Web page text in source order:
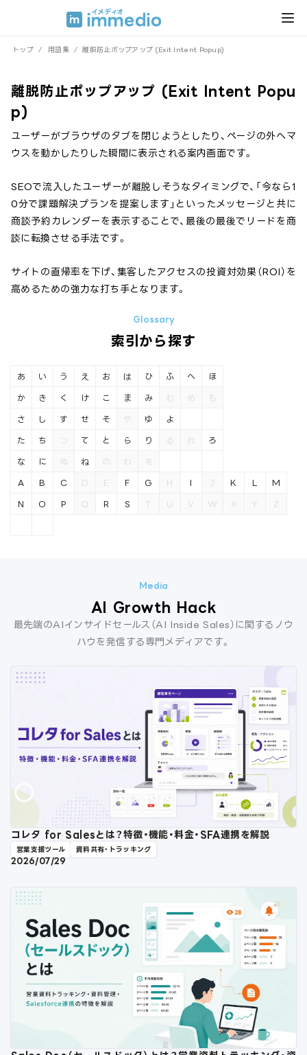
トップ / 用語集 / 離脱防止ポップアップ (Exit Intent Popup)
離脱防止ポップアップ (Exit Intent Popu
p)
ユーザーがブラウザのタブを閉じようとしたり、ページの外へマ
ウスを動かしたりした瞬間に表示される案内画面です。
SEOで流入したユーザーが離脱しそうなタイミングで、「今なら1
0分で課題解決プランを提案します」といったメッセージと共に
商談予約カレンダーを表示することで、最後の最後でリードを商
談に転換させる手法です。
サイトの直帰率を下げ、集客したアクセスの投資対効果（ROI）を
高めるための強力な打ち手となります。
索引から探す
あ い う え お
か き く け こ
さ し す せ そ
た ち つ て と
な に ぬ ね の
は ひ ふ へ ほ
ま み む め も
や ゆ よ
ら り る れ ろ
わ を
A B C D E F G H I J K L M
N O P Q R S T U V W X Y Z
AI Growth Hack
最先端のAIインサイドセールス（AI Inside Sales）に関するノウ
ハウを発信する専門メディアです。
コレタ for Salesとは？特徴・機能・料金・SFA連携を解説
営業支援ツール 資料共有・トラッキング
2026/07/29